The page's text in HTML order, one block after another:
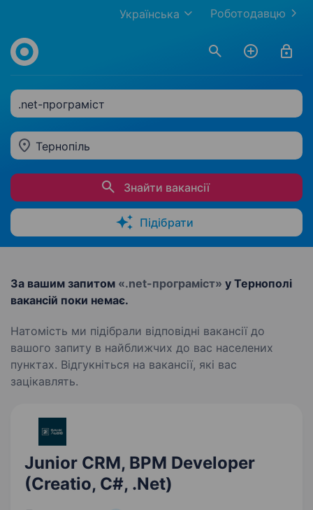
Роботодавцю
Українська
.net-програміст
Тернопіль
Знайти вакансії
Підібрати
За вашим запитом «.net-програміст» у Тернополі
вакансій поки немає.
Натомість ми підібрали відповідні вакансії до
вашого запиту в найближчих до вас населених
пунктах. Відгукніться на вакансії, які вас
зацікавлять.
Junior CRM, BPM Developer
(Creatio, C#, .Net)